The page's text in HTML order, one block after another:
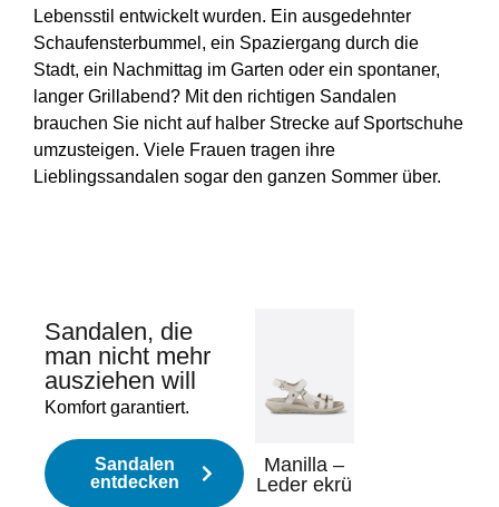
Lebensstil entwickelt wurden. Ein ausgedehnter
Schaufensterbummel, ein Spaziergang durch die
Stadt, ein Nachmittag im Garten oder ein spontaner,
langer Grillabend? Mit den richtigen Sandalen
brauchen Sie nicht auf halber Strecke auf Sportschuhe
umzusteigen. Viele Frauen tragen ihre
Lieblingssandalen sogar den ganzen Sommer über.
Sandalen, die
man nicht mehr
ausziehen will
Komfort garantiert.
Sandalen
entdecken
Manilla –
Leder ekrü